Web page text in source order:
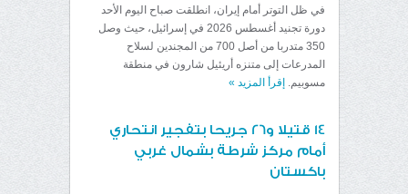
في ظل التوتر أمام إيران، انطلقت صباح اليوم الأحد
دورة تجنيد أغسطس 2026 في إسرائيل، حيث وصل
350 متدربا من أصل 700 من المجندين لسلاح
المدرعات إلى متنزه أريئيل شارون في منطقة
مسوبيم. إقرأ المزيد »
14 قتيلا و26 جريحا بتفجير انتحاري
أمام مركز شرطة بشمال غربي
باكستان